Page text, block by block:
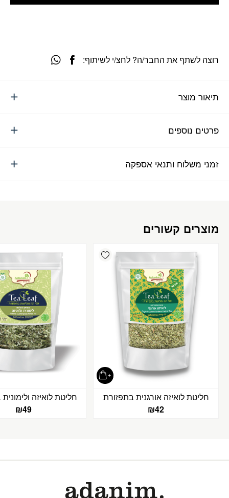
תיאור מוצר
פרטים נוספים
זמני משלוח ותנאי אספקה
רוצה לשתף את החבר/ה? לחצ/י לשיתוף:
מוצרים קשורים
Add wishlist
חליטת לואיזה אורגנית בתפזורת
₪42
חליטת לואיזה
₪49